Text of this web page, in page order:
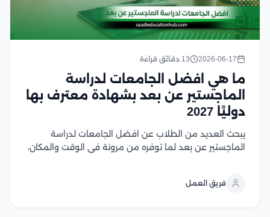
2026-06-17 13 دقائق قراءة
ما هي افضل الجامعات لدراسة
الماجستير عن بعد بشهادة معترف بها
دوليًا 2027
يبحث العديد من الطلاب عن افضل الجامعات لدراسة
الماجستير عن بعد لما توفره من مرونة في الوقت والمكان،
متطورة تتيح للطلاب إكمال دراساتهم العليا دون...
فريق العمل